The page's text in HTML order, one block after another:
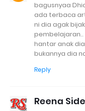
bagusnyaa
ada terbaca
ni dia agak
hantar anak dia
bukannya dia
Reply
Reena